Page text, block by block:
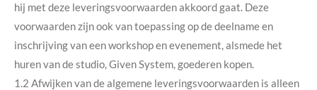
hij met deze leveringsvoorwaarden akkoord gaat. Deze
voorwaarden zijn ook van toepassing op de deelname en
inschrijving van een workshop en evenement, alsmede het
huren van de studio, Given System, goederen kopen.
1.2 Afwijken van de algemene leveringsvoorwaarden is alleen